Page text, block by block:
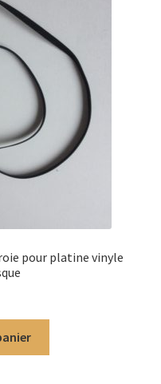
pour platine vinyle